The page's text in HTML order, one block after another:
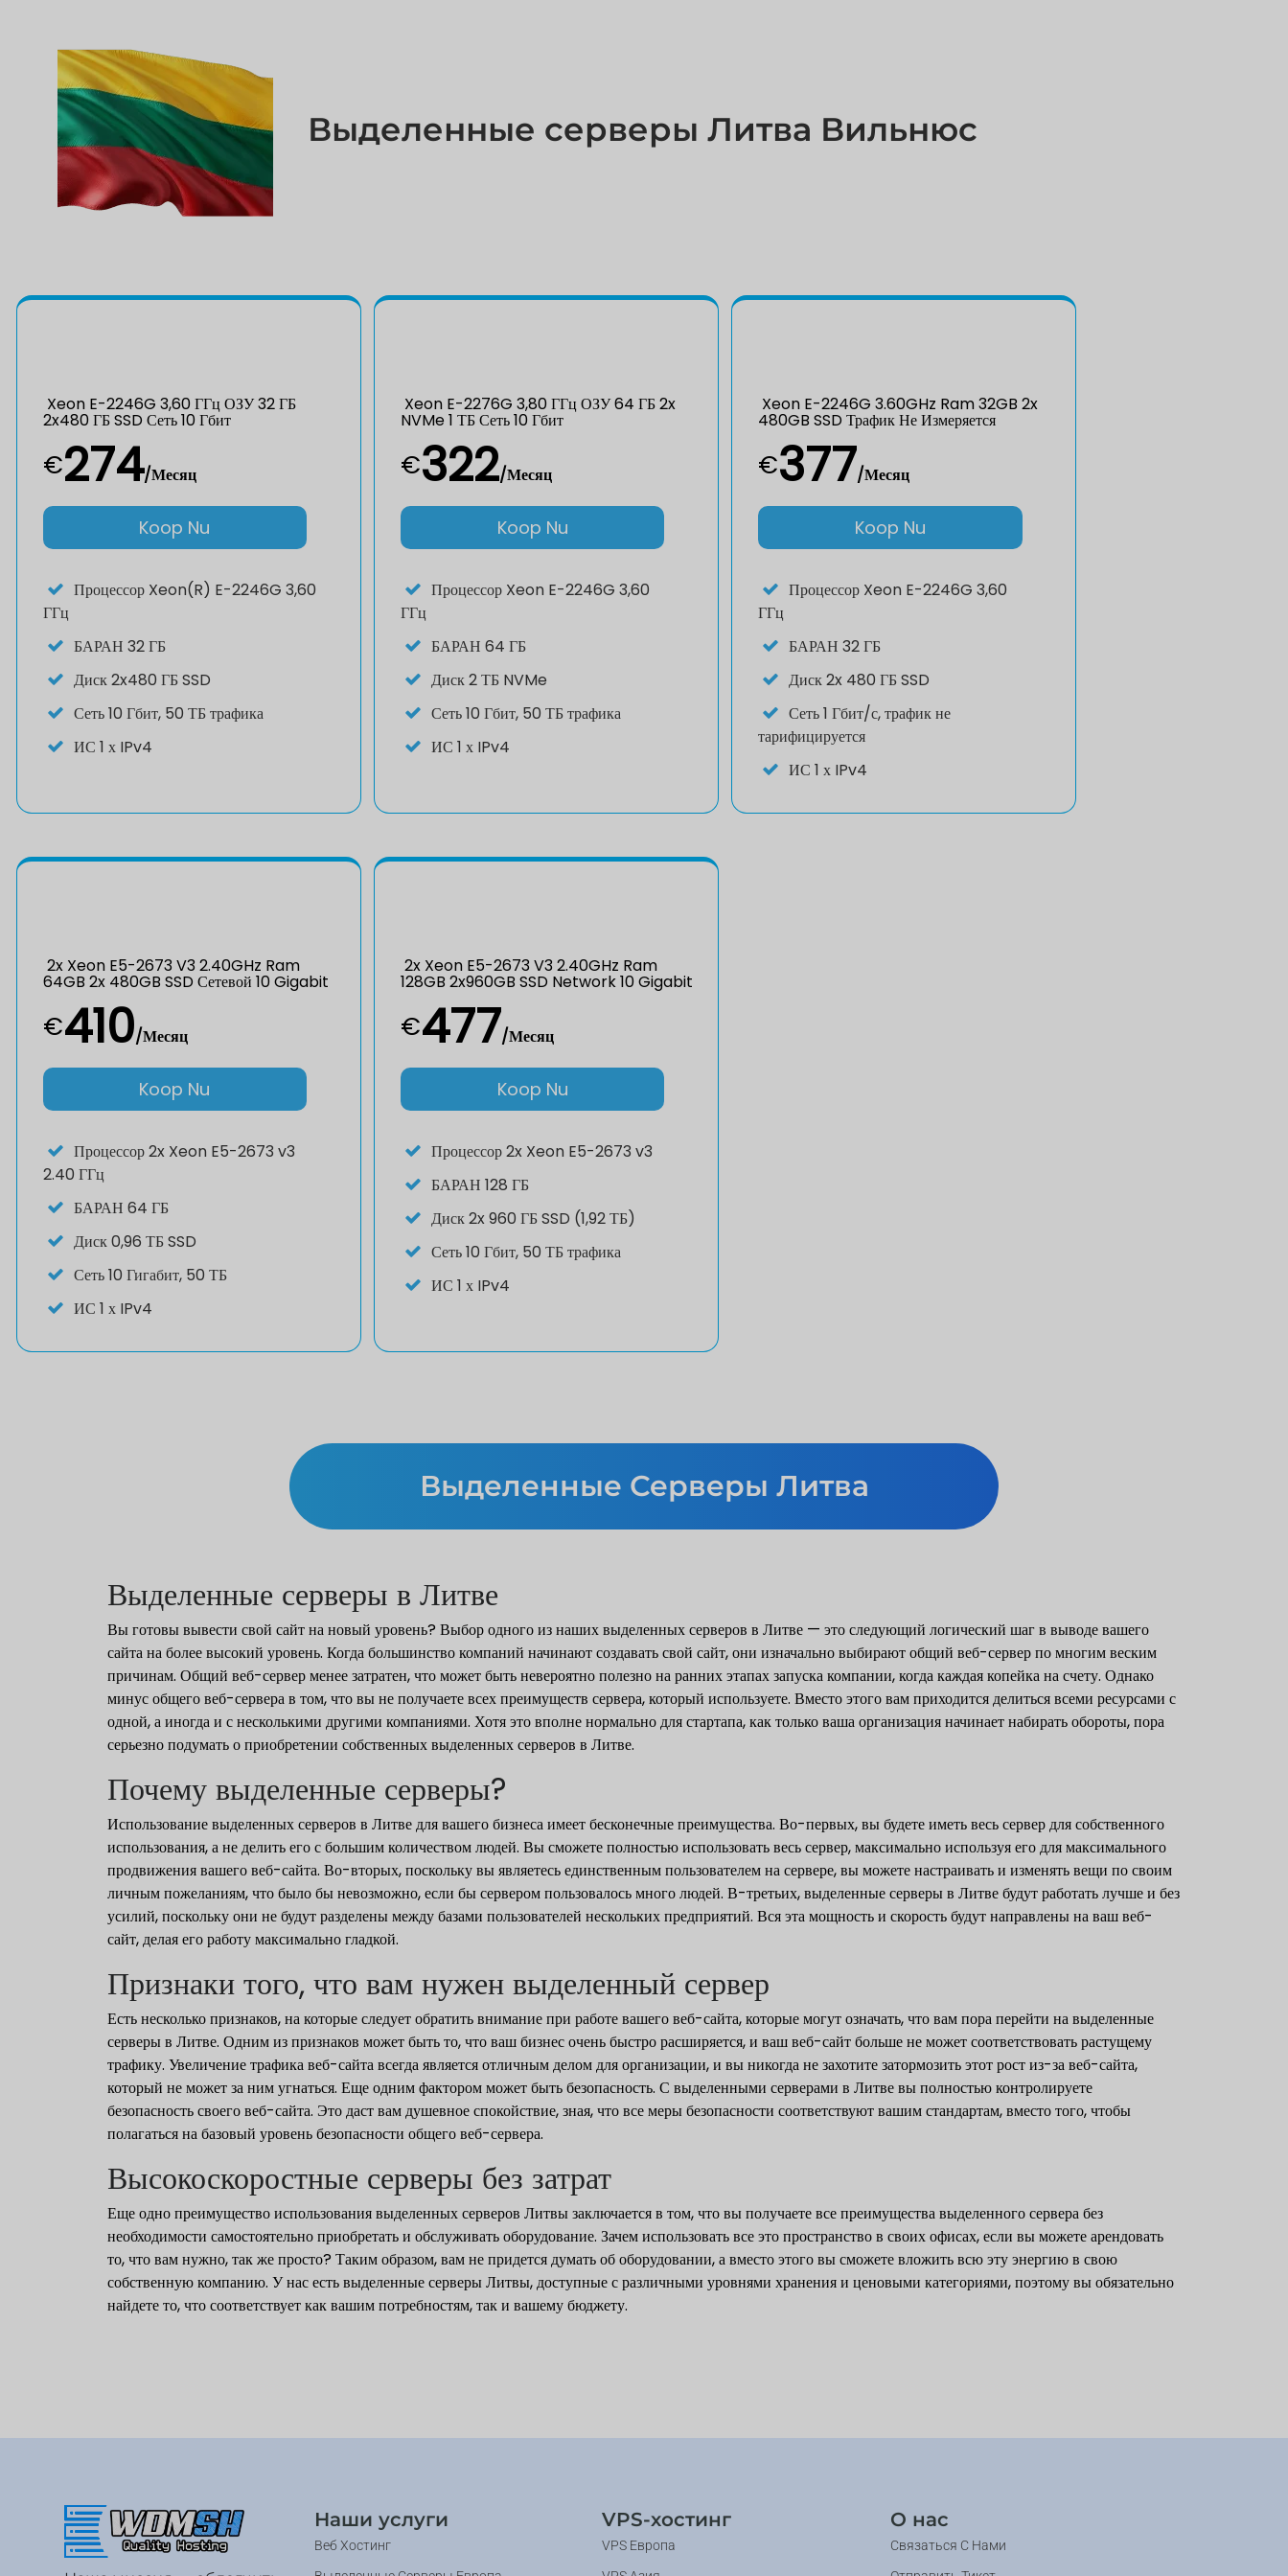
Выделенные серверы Литва Вильнюс
Xeon E-2246G 3,60 ГГц ОЗУ 32 ГБ
2x480 ГБ SSD Сеть 10 Гбит
€274/Месяц
Koop Nu
Процессор Xeon(R) E-2246G 3,60
ГГц
БАРАН 32 ГБ
Диск2x480 ГБ SSD
Сеть10 Гбит, 50 ТБ трафика
ИС 1 х IPv4
Xeon E-2276G 3,80 ГГц ОЗУ 64 ГБ 2x
NVMe 1 ТБ Сеть 10 Гбит
€322/Месяц
Koop Nu
Процессор Xeon E-2246G 3,60
ГГц
БАРАН 64 ГБ
Диск2 ТБ NVMe
Сеть10 Гбит, 50 ТБ трафика
ИС 1 х IPv4
Xeon E-2246G 3.60GHz Ram 32GB 2x
480GB SSD Трафик Не Измеряется
€377/Месяц
Koop Nu
Процессор Xeon E-2246G 3,60
ГГц
БАРАН32 ГБ
Диск2x 480 ГБ SSD
Сеть1 Гбит/с, трафик не
тарифицируется
ИС1 х IPv4
2x Xeon E5-2673 V3 2.40GHz Ram
64GB 2x 480GB SSD Сетевой 10 Gigabit
€410/Месяц
Koop Nu
Процессор2x Xeon E5-2673 v3
2.40 ГГц
БАРАН 64 ГБ
Диск0,96 ТБ SSD
Сеть10 Гигабит, 50 ТБ
ИС 1 х IPv4
2x Xeon E5-2673 V3 2.40GHz Ram
128GB 2x960GB SSD Network 10 Gigabit
€477/Месяц
Koop Nu
Процессор2x Xeon E5-2673 v3
БАРАН 128 ГБ
Диск2x 960 ГБ SSD (1,92 ТБ)
Сеть10 Гбит, 50 ТБ трафика
ИС 1 х IPv4
Выделенные Серверы Литва
Выделенные серверы в Литве
Вы готовы вывести свой сайт на новый уровень? Выбор одного из наших выделенных серверов в Литве — это следующий логический шаг в выводе вашего
сайта на более высокий уровень. Когда большинство компаний начинают создавать свой сайт, они изначально выбирают общий веб-сервер по многим веским
причинам. Общий веб-сервер менее затратен, что может быть невероятно полезно на ранних этапах запуска компании, когда каждая копейка на счету. Однако
минус общего веб-сервера в том, что вы не получаете всех преимуществ сервера, который используете. Вместо этого вам приходится делиться всеми ресурсами с
одной, а иногда и с несколькими другими компаниями. Хотя это вполне нормально для стартапа, как только ваша организация начинает набирать обороты, пора
серьезно подумать о приобретении собственных выделенных серверов в Литве.
Почему выделенные серверы?
Использование выделенных серверов в Литве для вашего бизнеса имеет бесконечные преимущества. Во-первых, вы будете иметь весь сервер для собственного
использования, а не делить его с большим количеством людей. Вы сможете полностью использовать весь сервер, максимально используя его для максимального
продвижения вашего веб-сайта. Во-вторых, поскольку вы являетесь единственным пользователем на сервере, вы можете настраивать и изменять вещи по своим
личным пожеланиям, что было бы невозможно, если бы сервером пользовалось много людей. В-третьих, выделенные серверы в Литве будут работать лучше и без
усилий, поскольку они не будут разделены между базами пользователей нескольких предприятий. Вся эта мощность и скорость будут направлены на ваш веб-
сайт, делая его работу максимально гладкой.
Признаки того, что вам нужен выделенный сервер
Есть несколько признаков, на которые следует обратить внимание при работе вашего веб-сайта, которые могут означать, что вам пора перейти на выделенные
серверы в Литве. Одним из признаков может быть то, что ваш бизнес очень быстро расширяется, и ваш веб-сайт больше не может соответствовать растущему
трафику. Увеличение трафика веб-сайта всегда является отличным делом для организации, и вы никогда не захотите затормозить этот рост из-за веб-сайта,
который не может за ним угнаться. Еще одним фактором может быть безопасность. С выделенными серверами в Литве вы полностью контролируете
безопасность своего веб-сайта. Это даст вам душевное спокойствие, зная, что все меры безопасности соответствуют вашим стандартам, вместо того, чтобы
полагаться на базовый уровень безопасности общего веб-сервера.
Высокоскоростные серверы без затрат
Еще одно преимущество использования выделенных серверов Литвы заключается в том, что вы получаете все преимущества выделенного сервера без
необходимости самостоятельно приобретать и обслуживать оборудование. Зачем использовать все это пространство в своих офисах, если вы можете арендовать
то, что вам нужно, так же просто? Таким образом, вам не придется думать об оборудовании, а вместо этого вы сможете вложить всю эту энергию в свою
собственную компанию. У нас есть выделенные серверы Литвы, доступные с различными уровнями хранения и ценовыми категориями, поэтому вы обязательно
найдете то, что соответствует как вашим потребностям, так и вашему бюджету.
Наши услуги
Веб Хостинг
VPS-хостинг
VPS Европа
О нас
Связаться С Нами